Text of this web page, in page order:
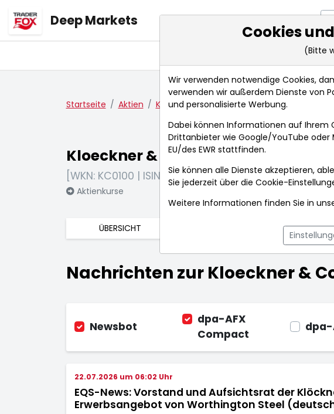
Deep Markets
Markt-Analysen
Startseite Aktien Kloeckner & Co. SE Nachrichten
Kloeckner & Co. SE
[WKN: KC0100 | ISIN: DE000KC01000]
Aktienkurse
ÜBERSICHT
Nachrichten zur Kloeckner &
Newsbot
dpa-AFX
Compact
dpa-
22.07.2026 um 06:02 Uhr
EQS-News: Vorstand und Aufsichtsrat der
Erwerbsangebot von Worthington Steel
Cookies
(Bitte
Wir verwenden notwendige Cookies,
verwenden wir außerdem Dienste von
und personalisierte Werbung.
Dabei können Informationen auf Ihrem
Drittanbieter wie Google/YouTube
EU/des EWR stattfinden.
Sie können alle Dienste akzeptieren,
Sie jederzeit über die Cookie-
Weitere Informationen finden Sie in